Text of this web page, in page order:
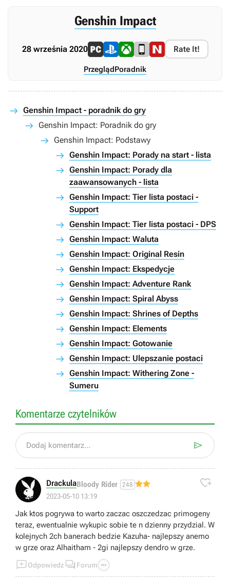
Genshin Impact
28 września 2020 Rate It!
Przegląd Poradnik
Genshin Impact - poradnik do gry
Genshin Impact: Poradnik do gry
Genshin Impact: Podstawy
Genshin Impact: Porady na start - lista
Genshin Impact: Porady dla
zaawansowanych - lista
Genshin Impact: Tier lista postaci -
Support
Genshin Impact: Tier lista postaci - DPS
Genshin Impact: Waluta
Genshin Impact: Original Resin
Genshin Impact: Ekspedycje
Genshin Impact: Adventure Rank
Genshin Impact: Spiral Abyss
Genshin Impact: Shrines of Depths
Genshin Impact: Elements
Genshin Impact: Gotowanie
Genshin Impact: Ulepszanie postaci
Genshin Impact: Withering Zone -
Sumeru
Komentarze czytelników
Dodaj komentarz... 
DrackulaBloody Rider 248
2023-05-10 13:19

Jak ktos pogrywa to warto zaczac oszczedzac primogeny
teraz, ewentualnie wykupic sobie te n dzienny przydzial. W
kolejnych 2ch banerach bedzie Kazuha- najlepszy anemo
w grze oraz Alhaitham - 2gi najlepszy dendro w grze.
Odpowiedz  Forum 